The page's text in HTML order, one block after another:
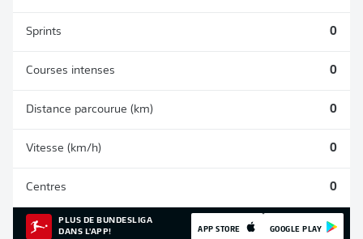
Sprints 0
Courses intenses 0
Distance parcourue (km) 0
Vitesse (km/h) 0
Centres 0
PLUS DE BUNDESLIGA
DANS L'APP!
APP STORE GOOGLE PLAY